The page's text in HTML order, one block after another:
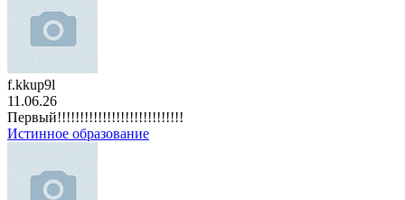
f.kkup9l
11.06.26
Первый!!!!!!!!!!!!!!!!!!!!!!!!!!!!
Истинное образование